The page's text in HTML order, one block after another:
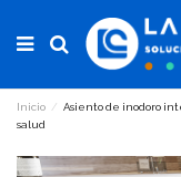
Inicio
Asiento de inodoro
salud